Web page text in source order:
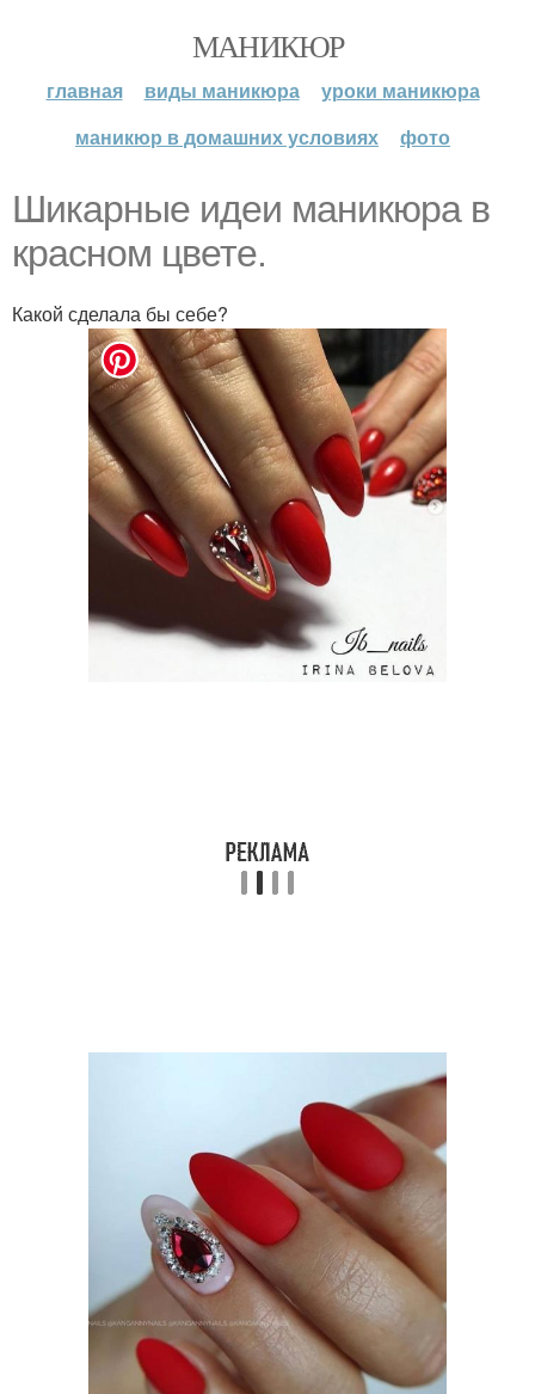
МАНИКЮР
главная виды маникюра
уроки маникюра
маникюр в домашних условиях
фото
Шикарные идеи маникюра в
красном цвете.
Какой сделала бы себе?